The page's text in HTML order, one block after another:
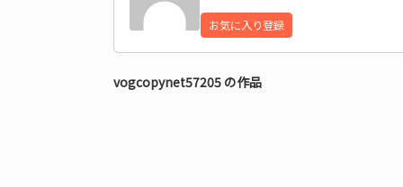
お気に入り登録
vogcopynet57205 の作品